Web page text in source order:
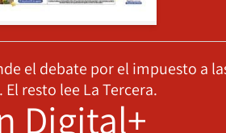
el debate por el impuesto a
El resto lee La Tercera.
Digital+